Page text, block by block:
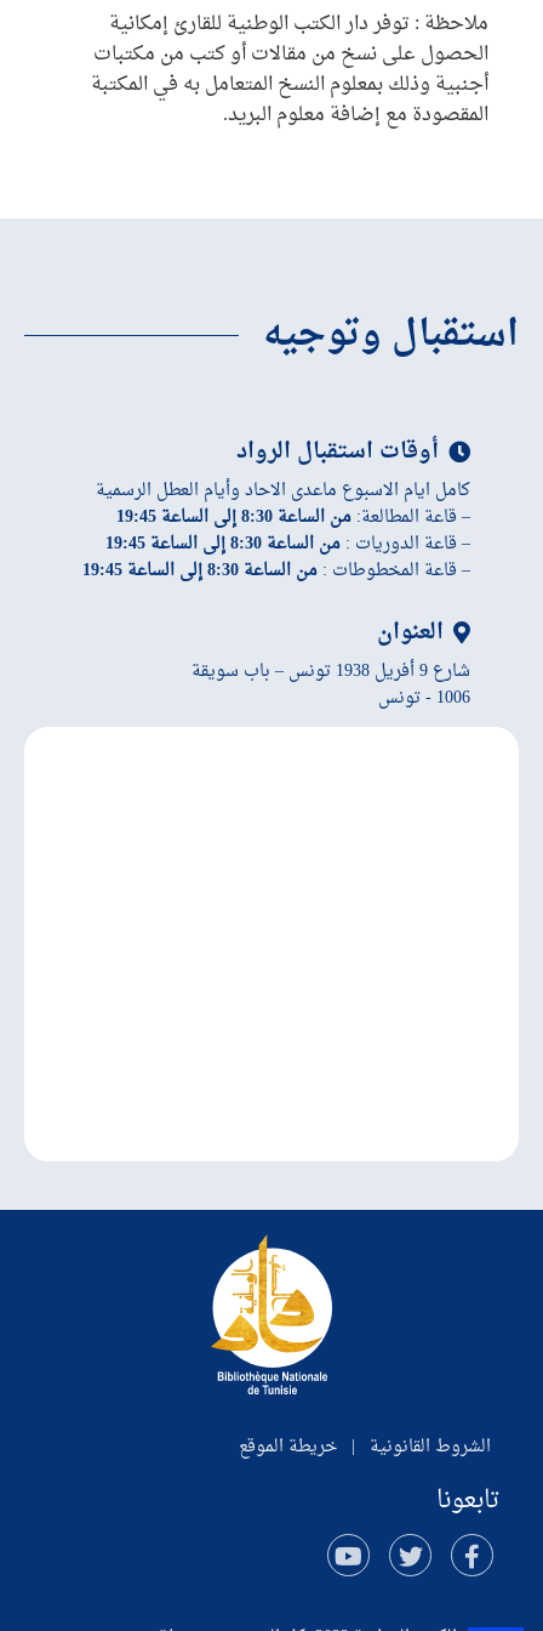
ملاحظة : توفر دار الكتب الوطنية للقارئ إمكانية
الحصول على نسخ من مقالات أو كتب من مكتبات
أجنبية وذلك بمعلوم النسخ المتعامل به في المكتبة
المقصودة مع إضافة معلوم البريد.
استقبال وتوجيه
أوقات استقبال الرواد
كامل ايام الاسبوع ماعدى الاحاد وأيام العطل الرسمية
– قاعة المطالعة:من الساعة 8:30 إلى الساعة 19:45
– قاعة الدوريات :من الساعة 8:30 إلى الساعة 19:45
– قاعة المخطوطات :من الساعة 8:30 إلى الساعة 19:45
العنوان
شارع 9 أفريل 1938 تونس – باب سويقة
1006 - تونس
الشروط القانونية | خريطة الموقع
تابعونا